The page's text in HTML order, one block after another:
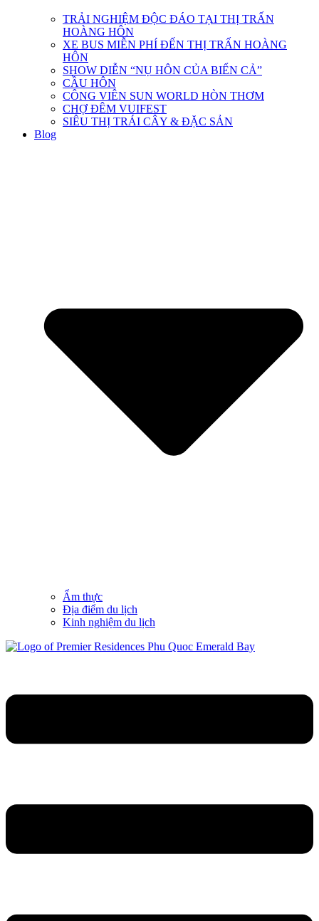
TRẢI NGHIỆM ĐỘC ĐÁO TẠI THỊ TRẤN
HOÀNG HÔN
XE BUS MIỄN PHÍ ĐẾN THỊ TRẤN HOÀNG
HÔN
SHOW DIỄN “NỤ HÔN CỦA BIỂN CẢ”
CẦU HÔN
CÔNG VIÊN SUN WORLD HÒN THƠM
CHỢ ĐÊM VUIFEST
SIÊU THỊ TRÁI CÂY & ĐẶC SẢN
Blog
Ẩm thực
Địa điểm du lịch
Kinh nghiệm du lịch